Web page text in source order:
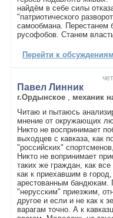
найдём в себе силы
"патриотического
самообмана. Перестанем
русофобов. Станем
Перейти к
Павел Линник
г.Ордынское
механик
Читаю и пытаюсь
мнение от окружающих
Никто не воспринимает
выходцев с кавказа, как
"российских"
Никто не вопринимает
таких же граждан, как
как к приехавшим в
арестованным бандюкам.
"нерусским" приезжим,
другое и если и не как к
варагам точно. А к